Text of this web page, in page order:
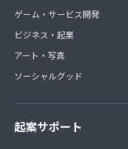
ゲーム・サービス開発
ビジネス・起業
アート・写真
ソーシャルグッド
起案サポート